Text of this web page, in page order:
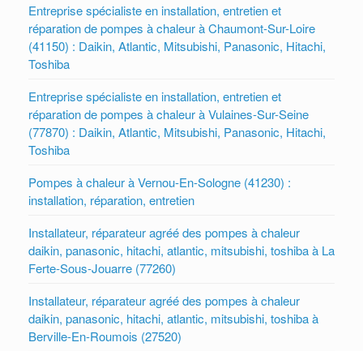
Entreprise spécialiste en installation, entretien et
réparation de pompes à chaleur à Chaumont-Sur-Loire
(41150) : Daikin, Atlantic, Mitsubishi, Panasonic, Hitachi,
Toshiba
Entreprise spécialiste en installation, entretien et
réparation de pompes à chaleur à Vulaines-Sur-Seine
(77870) : Daikin, Atlantic, Mitsubishi, Panasonic, Hitachi,
Toshiba
Pompes à chaleur à Vernou-En-Sologne (41230) :
installation, réparation, entretien
Installateur, réparateur agréé des pompes à chaleur
daikin, panasonic, hitachi, atlantic, mitsubishi, toshiba à La
Ferte-Sous-Jouarre (77260)
Installateur, réparateur agréé des pompes à chaleur
daikin, panasonic, hitachi, atlantic, mitsubishi, toshiba à
Berville-En-Roumois (27520)